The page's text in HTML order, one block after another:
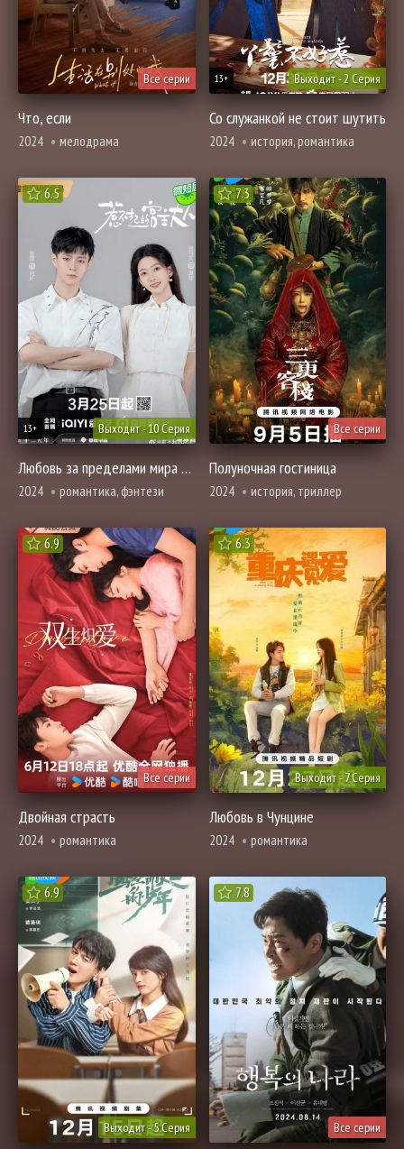
Все серии
Что, если
2024 мелодрама
Выходит - 2 Серия
13+
Со служанкой не стоит шутить
2024 история, романтика
6.5
Выходит - 10 Серия
13+
Любовь за пределами мира игры
2024 романтика, фэнтези
7.3
Все серии
Полуночная гостиница
2024 история, триллер
6.9
Все серии
Двойная страсть
2024 романтика
6.3
Выходит - 7 Серия
Любовь в Чунцине
2024 романтика
6.9
Выходит - 5 Серия
7.8
Все серии